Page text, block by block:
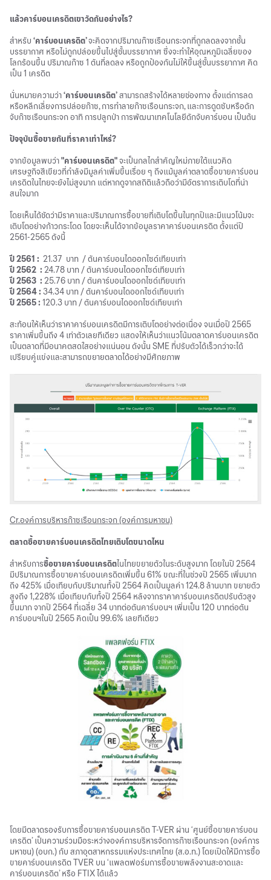
แล้วคาร์บอนเครดิตเขาวัดกันอย่างไร?
สำหรับ ‘คาร์บอนเครดิต’จะคิดจากปริมาณก๊าซเรือนกระจกที่ถูกลดลงจากชั้น
บรรยากาศ หรือไม่ถูกปล่อยขึ้นไปสู่ชั้นบรรยากาศ ซึ่งจะทำให้อุณหภูมิเฉลี่ยของ
โลกร้อนขึ้น ปริมาณก๊าซ 1 ตันที่ลดลง หรือถูกป้องกันไม่ให้ขึ้นสู่ชั้นบรรยากาศ คิด
เป็น 1 เครดิต
นั่นหมายความว่า‘คาร์บอนเครดิต’สามารถสร้างได้หลายช่องทาง ตั้งแต่การลด
หรือหลีกเลี่ยงการปล่อยก๊าซ, การทำลายก๊าซเรือนกระจก, และการดูดซับหรือดัก
จับก๊าซเรือนกระจก อาทิ การปลูกป่า การพัฒนาเทคโนโลยีดักจับคาร์บอน เป็นต้น
ปัจจุบันซื้อขายกันที่ราคาเท่าไหร่?
จากข้อมูลพบว่า"คาร์บอนเครดิต"จะเป็นกลไกสำคัญใหม่ภายใต้แนวคิด
เศรษฐกิจสีเขียวที่กำลังมีมูลค่าเพิ่มขึ้นเรื่อย ๆ ถึงแม้มูลค่าตลาดซื้อขายคาร์บอน
เครดิตในไทยจะยังไม่สูงมาก แต่หากดูจากสถิติแล้วถือว่ามีอัตราการเติบโตที่น่า
สนใจมาก
โดยเห็นได้ชัดว่ามีราคาและปริมาณการซื้อขายที่เติบโตขึ้นในทุกปีและมีแนวโน้มจะ
เติบโตอย่างก้าวกระโดด โดยจะเห็นได้จากข้อมูลราคาคาร์บอนเครดิต ตั้งแต่ปี
2561-2565 ดังนี้
ปี 2561 : 21.37 บาท / ตันคาร์บอนไดออกไซด์เทียบเท่า
ปี 2562 : 24.78 บาท / ตันคาร์บอนไดออกไซด์เทียบเท่า
ปี 2563 : 25.76 บาท / ตันคาร์บอนไดออกไซด์เทียบเท่า
ปี 2564 : 34.34 บาท / ตันคาร์บอนไดออกไซด์เทียบเท่า
ปี 2565 : 120.3 บาท / ตันคาร์บอนไดออกไซด์เทียบเท่า
สะท้อนให้เห็นว่าราคาคาร์บอนเครดิตมีการเติบโตอย่างต่อเนื่อง จนเมื่อปี 2565
ราคาเพิ่มขึ้นถึง 4 เท่าตัวเลยทีเดียว แสดงให้เห็นว่าแนวโน้มตลาดคาร์บอนเครดิต
เป็นตลาดที่มีอนาคตสดใสอย่างแน่นอน ดังนั้น SME ที่ปรับตัวได้เร็วกว่าจะได้
เปรียบคู่แข่งและสามารถขยายตลาดได้อย่างมีศักยภาพ
Cr.องค์การบริหารก๊าซเรือนกระจก (องค์การมหาชน)
ตลาดซื้อขายคาร์บอนเครดิตไทยเติบโตขนาดไหน
สำหรับการซื้อขายคาร์บอนเครดิตไนไทยขยายตัวในระดับสูงมาก โดยในปี 2564
มีปริมาณการซื้อขายคาร์บอนเครดิตเพิ่มขึ้น 61% ขณะที่ในช่วงปี 2565 เพิ่มมาก
ถึง 425% เมื่อเทียบกับปริมาณทั้งปี 2564 คิดเป็นมูลค่า 124.8 ล้านบาท ขยายตัว
สูงถึง 1,228% เมื่อเทียบกับทั้งปี 2564 หลังจากราคาคาร์บอนเครดิตปรับตัวสูง
ขึ้นมาก จากปี 2564 ที่เฉลี่ย 34 บาทต่อตันคาร์บอนฯ เพิ่มเป็น 120 บาทต่อตัน
คาร์บอนฯในปี 2565 คิดเป็น 99.6% เลยทีเดียว
โดยมีตลาดรองรับการซื้อขายคาร์บอนเครดิต T-VER ผ่าน ‘ศูนย์ซื้อขายคาร์บอน
เครดิต’ เป็นความร่วมมือระหว่างองค์การบริหารจัดการก๊าซเรือนกระจก (องค์การ
มหาชน) (อบก.) กับ สภาอุตสาหกรรมแห่งประเทศไทย (ส.อ.ท.) โดยเปิดให้มีการซื้อ
ขายคาร์บอนเครดิต TVER บน ‘แพลตฟอร์มการซื้อขายพลังงานสะอาดและ
คาร์บอนเครดิต’ หรือ FTIX ได้แล้ว